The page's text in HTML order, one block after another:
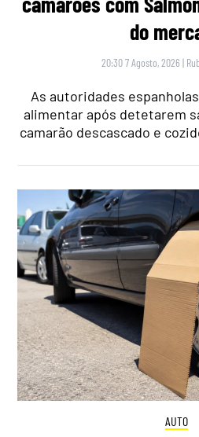
do
20:30 7 Agosto, 2026 |
As autoridades
alimentar após detetarem
camarão descascado e
AUTO